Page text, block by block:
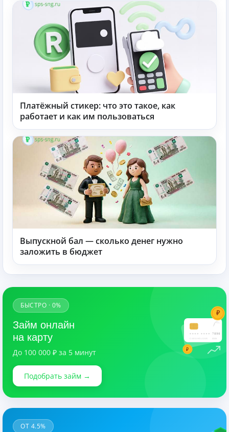
Платёжный стикер: что это такое, как
работает и как им пользоваться
Выпускной бал — сколько денег нужно
заложить в бюджет
7890
CARDHOLDER 03/28
₽
₽
БЫСТРО · 0%
Займ онлайн
на карту
До 100 000 ₽ за 5 минут
Подобрать займ →
ОТ 4.5%